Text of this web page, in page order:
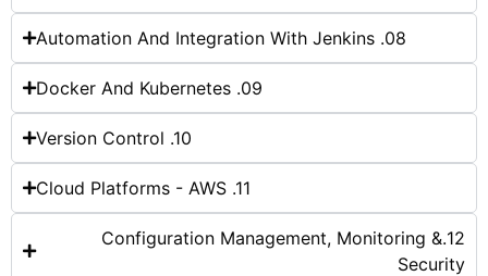
Automation And Integration With Jenkins .08
Docker And Kubernetes .09
Version Control .10
Cloud Platforms - AWS .11
12.Configuration Management, Monitoring &
Security